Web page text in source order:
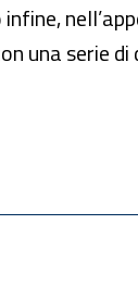
una serie